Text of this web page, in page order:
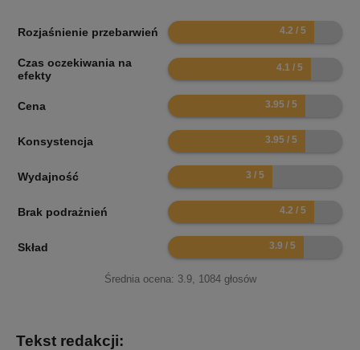
Rozjaśnienie przebarwień 8.4
Czas oczekiwania na
efekty
8.2
Cena 7.9
Konsystencja 7.9
Wydajność 6
Brak podrażnień 8.4
Skład 7.8
Średnia ocena: 3.9, 1084głosów
Tekst redakcji: